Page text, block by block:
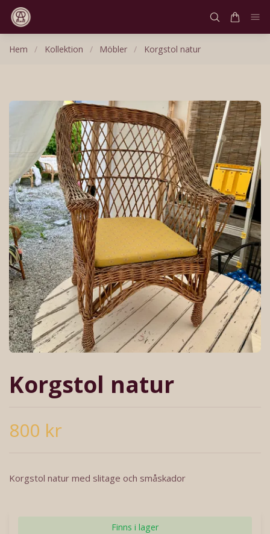
Hem / Kollektion / Möbler / Korgstol natur
Korgstol natur
800 kr
Korgstol natur med slitage och småskador
Finns i lager